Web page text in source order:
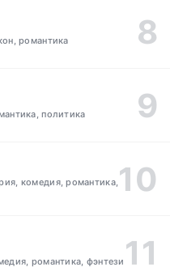
романтика
политика
комедия, романтика,
романтика, фэнтези